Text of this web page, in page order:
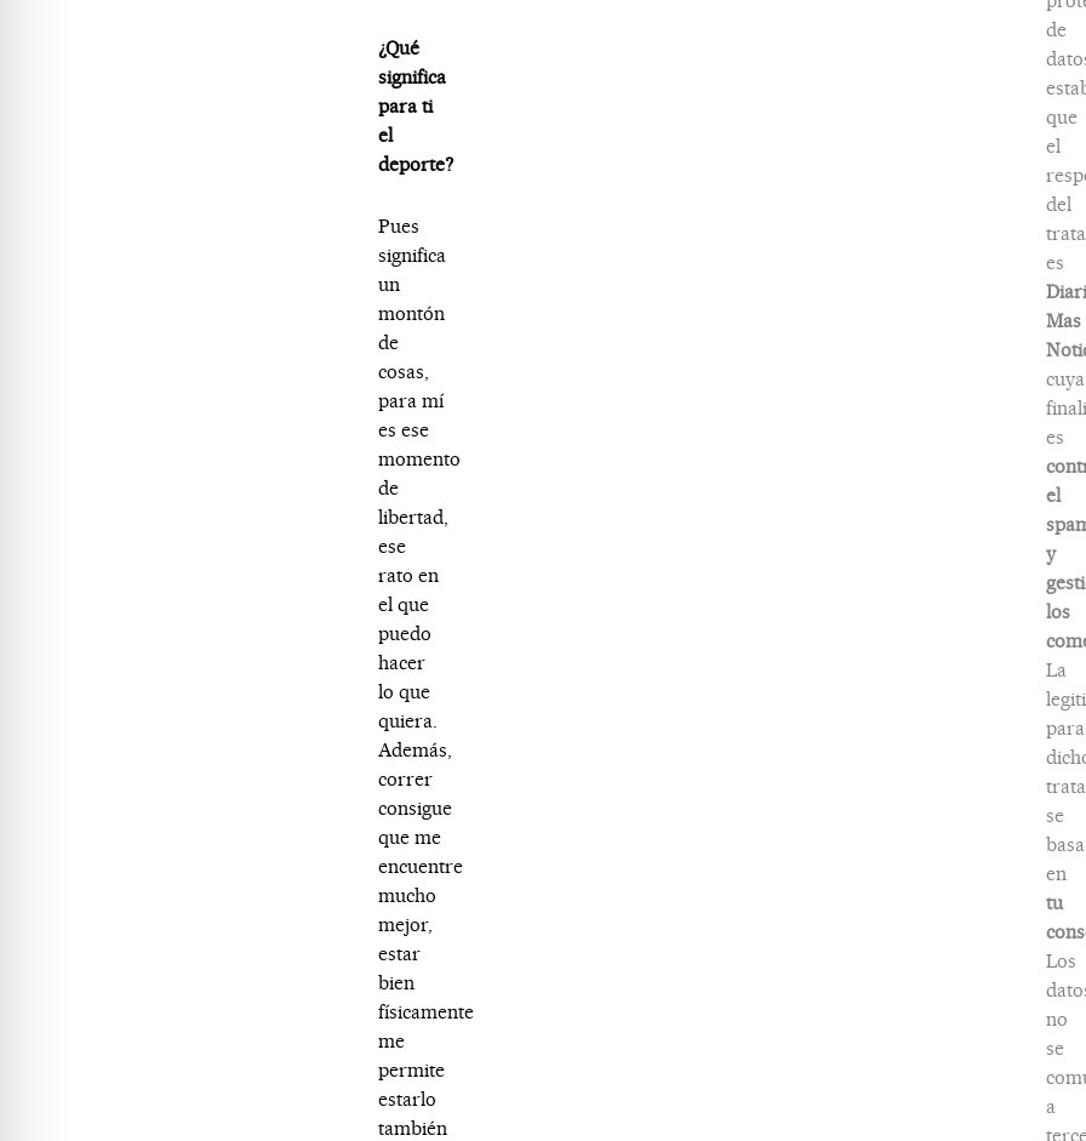
¿Qué
significa
para ti
el
deporte?
Pues
significa
un
montón
de
cosas,
para mí
es ese
momento
de
libertad,
ese
rato en
el que
puedo
hacer
lo que
quiera.
Además,
correr
consigue
que me
encuentre
mucho
mejor,
estar
bien
físicamente
me
permite
estarlo
también
de
que
el
del
es
Mas
cuya
es
el
y
los
La
para
se
basa
en
tu
Los
no
se
a